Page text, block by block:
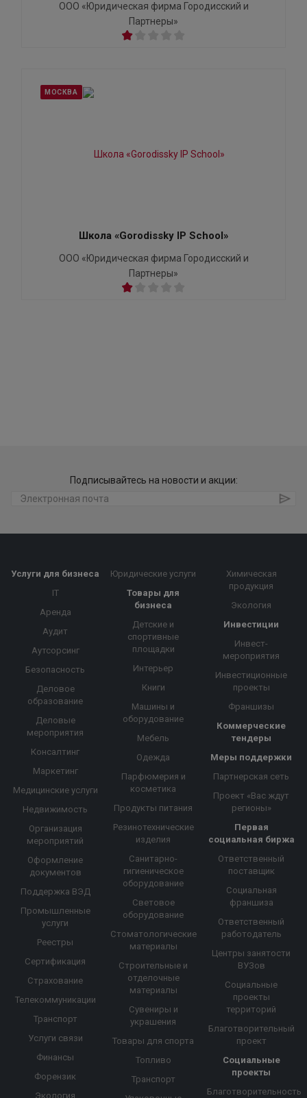
ООО «Юридическая фирма Городисский и
Партнеры»
МОСКВА
Школа «Gorodissky IP School»
ООО «Юридическая фирма Городисский и
Партнеры»
Подписывайтесь на новости и акции:
Услуги для бизнеса
IT
Аренда
Аудит
Аутсорсинг
Безопасность
Деловое
образование
Деловые
мероприятия
Консалтинг
Маркетинг
Медицинские услуги
Недвижимость
Организация
мероприятий
Оформление
документов
Поддержка ВЭД
Промышленные
услуги
Реестры
Сертификация
Страхование
Телекоммуникации
Транспорт
Услуги связи
Финансы
Форензик
Экология
Юридические услуги
Товары для
бизнеса
Детские и
спортивные
площадки
Интерьер
Книги
Машины и
оборудование
Мебель
Одежда
Парфюмерия и
косметика
Продукты питания
Резинотехнические
изделия
Санитарно-
гигиеническое
оборудование
Световое
оборудование
Стоматологические
материалы
Строительные и
отделочные
материалы
Сувениры и
украшения
Товары для спорта
Топливо
Транспорт
Химическая
продукция
Экология
Инвестиции
Инвест-
мероприятия
Инвестиционные
проекты
Франшизы
Коммерческие
тендеры
Меры поддержки
Партнерская сеть
Проект «Вас ждут
регионы»
Первая
социальная биржа
Ответственный
поставщик
Социальная
франшиза
Ответственный
работодатель
Центры занятости
ВУЗов
Социальные
проекты
территорий
Благотворительный
проект
Социальные
проекты
Благотворительность